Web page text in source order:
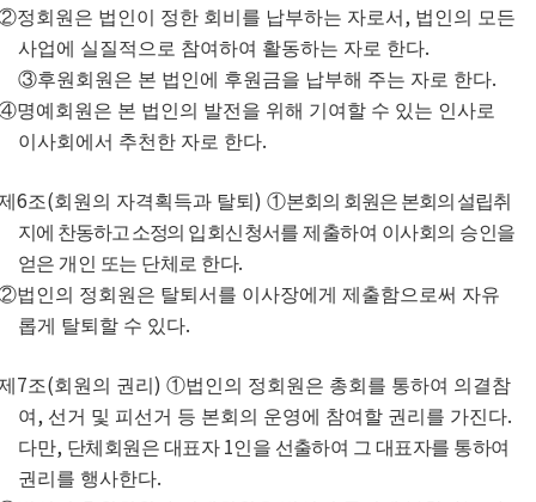
정회원은 법인이 정한 회비를 납부하는 자로서 , 법인의 모든
사업에 실질적으로 참여하여 활동하는 자로 한다.
③후원회원은 본 법인에 후원금을 납부해 주는 자로 한다.
명예회원은 본 법인의 발전을 위해 기여할 수 있는 인사로
이사회에서 추천한 자로 한다.
6조(회원의 자격획득과 탈퇴 )①본회의 회원은 본회의 설립취
지에 찬동하고 소정의 입회신청서를 제출하여 이사회의 승인을
얻은 개인 또는 단체로 한다.
법인의 정회원은 탈퇴서를 이사장에게 제출함으로써 자유
롭게 탈퇴할 수 있다.
7조(회원의 권리 )①법인의 정회원은 총회를 통하여 의결참
여 , 선거 및 피선거 등 본회의 운영에 참여할 권리를 가진다.
다만, 단체회원은 대표자 1인을 선출하여 그 대표자를 통하여
권리를 행사한다.